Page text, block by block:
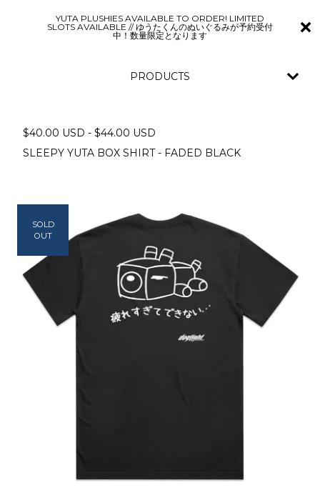
YUTA PLUSHIES AVAILABLE TO ORDER! LIMITED
SLOTS AVAILABLE // ゆうたくんのぬいぐるみが予約受付
中！数量限定となります
PRODUCTS
$40.00 USD - $44.00 USD
SLEEPY YUTA BOX SHIRT - FADED BLACK
SOLD
OUT